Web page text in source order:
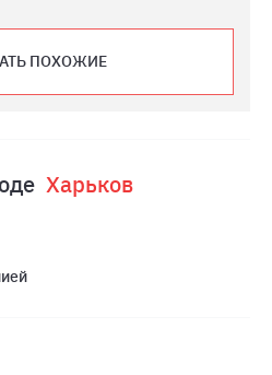
ПОХОЖИЕ
Харьков